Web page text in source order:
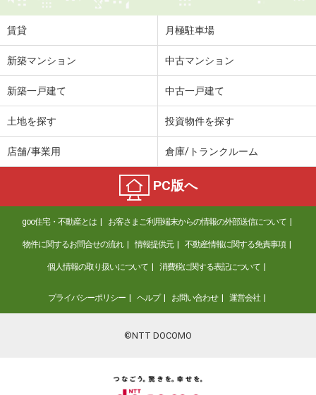
賃貸 月極駐車場
新築マンション 中古マンション
新築一戸建て 中古一戸建て
土地を探す 投資物件を探す
店舗/事業用 倉庫/トランクルーム
PC版へ
goo住宅・不動産とは お客さまご利用端末からの情報の外部送信について
物件に関するお問合せの流れ 情報提供元 不動産情報に関する免責事項
個人情報の取り扱いについて 消費税に関する表記について
プライバシーポリシー ヘルプ お問い合わせ 運営会社
©NTT DOCOMO